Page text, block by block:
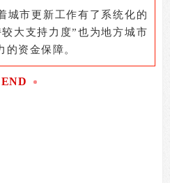
城市更新工作有了系统化的
大支持力度”也为地方城市
资金保障。
END